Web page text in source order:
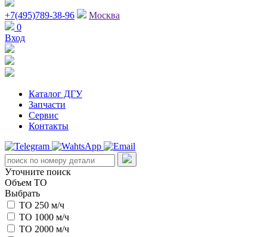
+7(495)789-38-96
Москва
0
Вход
Каталог ДГУ
Запчасти
Сервис
Контакты
Уточните поиск
Объем ТО
Выбрать
ТО 250 м/ч
ТО 1000 м/ч
ТО 2000 м/ч